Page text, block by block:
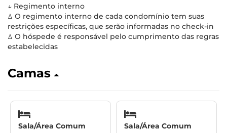
↓ Regimento interno
ꕔ O regimento interno de cada condomínio tem suas
restrições específicas, que serão informadas no check-in
ꕔ O hóspede é responsável pelo cumprimento das regras
estabelecidas
Camas
Sala/Área Comum Sala/Área Comum